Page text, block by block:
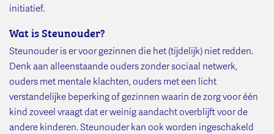
initiatief.
Wat is Steunouder?
Steunouder is er voor gezinnen die het (tijdelijk) niet redden.
Denk aan alleenstaande ouders zonder sociaal netwerk,
ouders met mentale klachten, ouders met een licht
verstandelijke beperking of gezinnen waarin de zorg voor één
kind zoveel vraagt dat er weinig aandacht overblijft voor de
andere kinderen. Steunouder kan ook worden ingeschakeld